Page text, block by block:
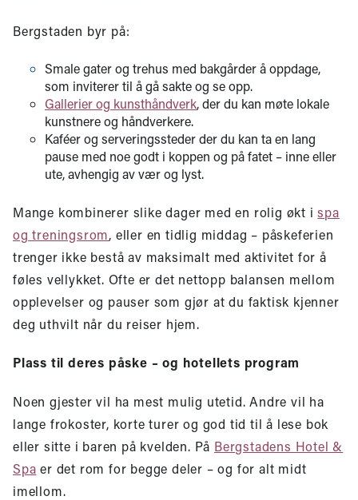
Bergstaden byr på:
Smale gater og trehus med bakgårder å oppdage,
som inviterer til å gå sakte og se opp.
Gallerier og kunsthåndverk, der du kan møte lokale
kunstnere og håndverkere.
Kaféer og serveringssteder der du kan ta en lang
pause med noe godt i koppen og på fatet – inne eller
ute, avhengig av vær og lyst.
Mange kombinerer slike dager med en rolig økt ispa
og treningsrom, eller en tidlig middag – påskeferien
trenger ikke bestå av maksimalt med aktivitet for å
føles vellykket. Ofte er det nettopp balansen mellom
opplevelser og pauser som gjør at du faktisk kjenner
deg uthvilt når du reiser hjem.
Plass til deres påske – og hotellets program
Noen gjester vil ha mest mulig utetid. Andre vil ha
lange frokoster, korte turer og god tid til å lese bok
eller sitte i baren på kvelden. På Bergstadens Hotel &
Spa er det rom for begge deler – og for alt midt
imellom.